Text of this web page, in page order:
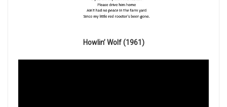
Howlin’ Wolf (1961)